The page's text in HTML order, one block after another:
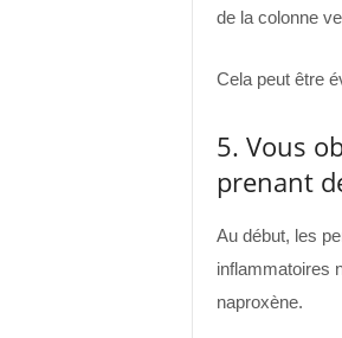
de la colonne
Cela peut être
5. Vous
prenant
Au début, les
inflammatoires
naproxène.